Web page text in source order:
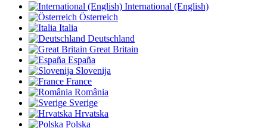
International (English)
Österreich
Italia
Deutschland
Great Britain
España
Slovenija
France
România
Sverige
Hrvatska
Polska